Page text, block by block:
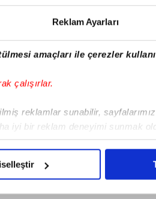
Reklam Ayarları
amaçları ile çerezler
çalışırlar.
reklamlar sunabilir,
iyi bir reklam deneyimi sunmak
ve bu noktada, reklamların